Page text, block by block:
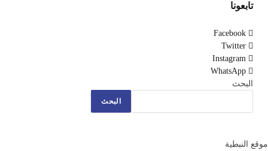
تابعونا
Facebook
Twitter
Instagram
WhatsApp
البحث
البحث
موقع النبطية